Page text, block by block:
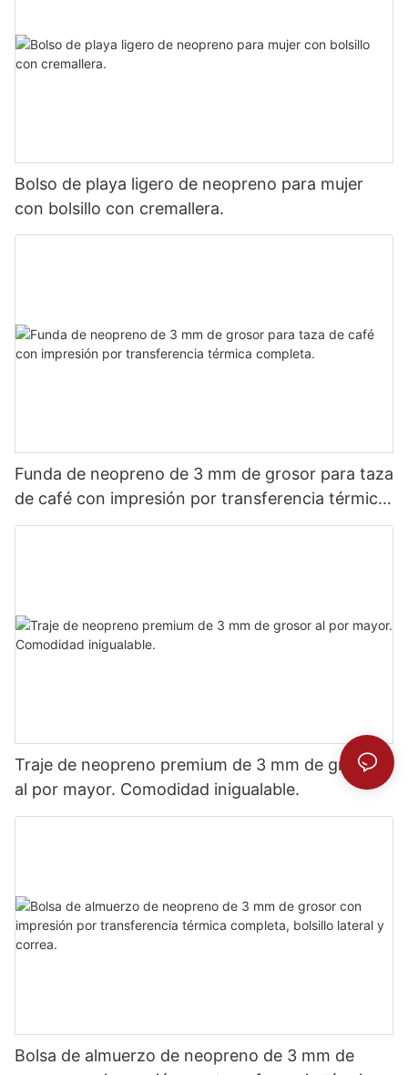
Bolso de playa ligero de neopreno para mujer
con bolsillo con cremallera.
Funda de neopreno de 3 mm de grosor para taza
de café con impresión por transferencia térmica
completa.
Traje de neopreno premium de 3 mm de grosor
al por mayor. Comodidad inigualable.
Bolsa de almuerzo de neopreno de 3 mm de